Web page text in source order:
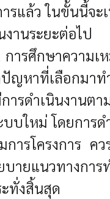
รแล้ว ในขั้นนี้จ
านระยะต่อไป
ารศึกษาความเ
ปัญหาที่เลือกมา
รดำเนินงานต
บใหม่ โดยการ
ารโครงการ ค
ายแนวทางกา
ะทั่งสิ้นสุด